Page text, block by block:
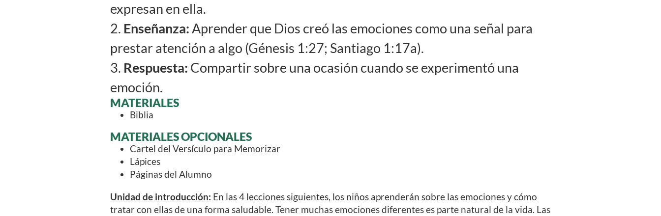
expresan en ella.
2. Enseñanza:Aprender que Dios creó las emociones como una señal para
prestar atención a algo (Génesis 1:27; Santiago 1:17a).
3. Respuesta: Compartir sobre una ocasión cuando se experimentó una
emoción.
MATERIALES
Biblia
MATERIALES OPCIONALES
Cartel del Versículo para Memorizar
Lápices
Páginas del Alumno
Unidad de introducción: En las 4 lecciones siguientes, los niños aprenderán sobre las emociones y cómo
tratar con ellas de una forma saludable. Tener muchas emociones diferentes es parte natural de la vida. Las